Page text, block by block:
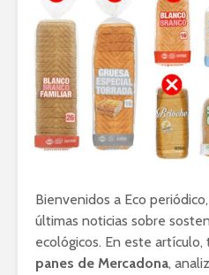
Bienvenidos a Eco
últimas noticias sobre
ecológicos. En este
panes de Mercadona,